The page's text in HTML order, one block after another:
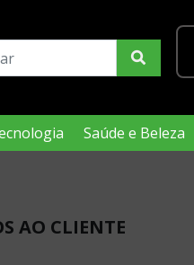
Saúde e Beleza
AO CLIENTE